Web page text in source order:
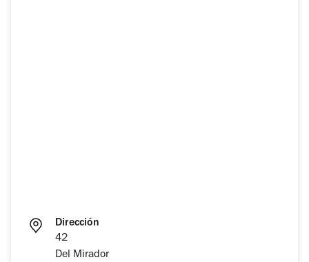
Dirección
42
Del Mirador